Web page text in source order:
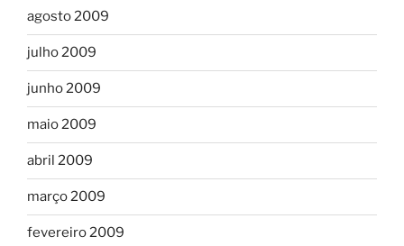
agosto 2009
julho 2009
junho 2009
maio 2009
abril 2009
março 2009
fevereiro 2009